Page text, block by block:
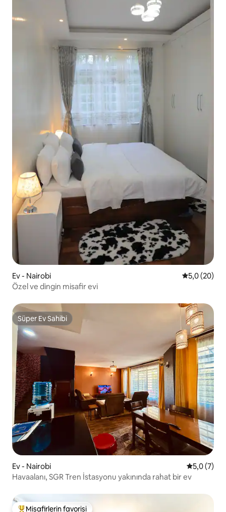
Ev - Nairobi 5 üzerinden
5,0 (20)
Özel ve dingin misafir evi
Süper Ev Sahibi
Süper Ev Sahibi
Ev - Nairobi 55,0 (7)
Havaalanı, SGR Tren İstasyonu yakınında rahat bir ev
Misafirlerin favorisi